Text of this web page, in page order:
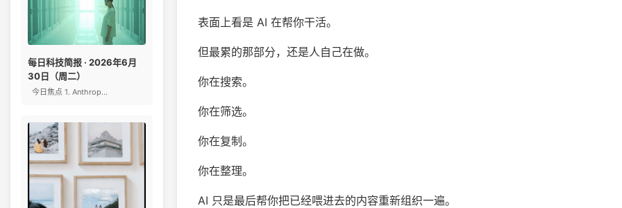
每日科技简报 · 2026年6月
30日（周二）
今日焦点 1. Anthrop...
表面上看是 AI 在帮你干活。
但最累的那部分，还是人自己在做。
你在搜索。
你在筛选。
你在复制。
你在整理。
AI 只是最后帮你把已经喂进去的内容重新组织一遍。